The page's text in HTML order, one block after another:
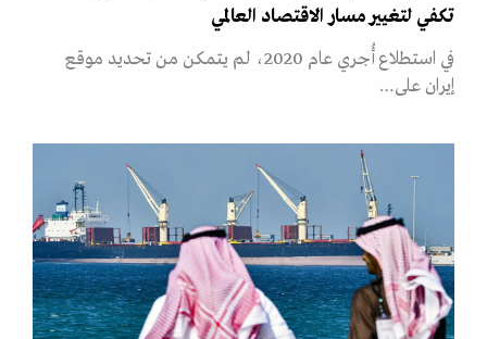
تكفي لتغيير مسار الاقتصاد العالمي
في استطلاع أُجري عام 2020، لم يتمكن من تحديد موقع
إيران على…